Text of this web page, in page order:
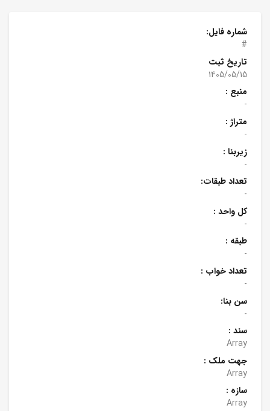
شماره فایل:
#
تاریخ ثبت
1405/05/15
منبع :
-
متراژ :
-
زیربنا :
-
تعداد طبقات:
-
کل واحد :
-
طبقه :
-
تعداد خواب :
-
سن بنا:
-
سند :
Array
جهت ملک :
Array
سازه :
Array